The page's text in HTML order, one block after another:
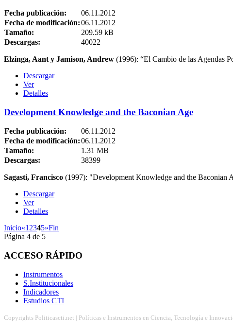
Fecha publicación:
06.11.2012
Fecha de modificación:06.11.2012
Tamaño:
209.59 kB
Descargas:
40022
Elzinga, Aant y Jamison, Andrew (1996): “El Cambio de las Agendas
Descargar
Ver
Detalles
Development Knowledge and the Baconian Age
Fecha publicación:
06.11.2012
Fecha de modificación:06.11.2012
Tamaño:
1.31 MB
Descargas:
38399
Sagasti, Francisco (1997): "Development Knowledge and the Baconian
Descargar
Ver
Detalles
Inicio«1 2345»Fin
Página 4 de 5
ACCESO RÁPIDO
Instrumentos
S.Institucionales
Indicadores
Estudios CTI
Copyrights Politicascti.net | Políticas e Instrumentos en Ciencia, Tecnología e